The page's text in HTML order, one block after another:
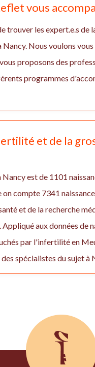
vous
les expert.e.s de
Nous voulons
proposons des
programmes
et de la
est de 1101
compte 7341
et de la recherche
aux données de
par l'infertilité en
spécialistes du sujet à